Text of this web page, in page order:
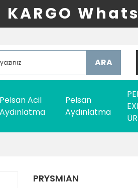
KARGO
ARA
Pelsan Acil
Aydınlatma
Pelsan
Aydınlatma
PRYSMIAN